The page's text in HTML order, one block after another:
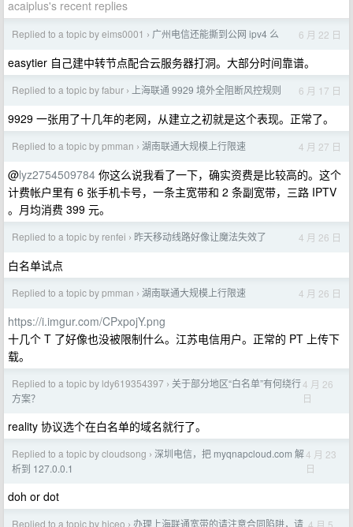
acaiplus's recent replies
Replied to a topic by eims0001 › 广州电信还能撕到公网 ipv4 么 6 月 22 日
easytier 自己建中转节点配合云服务器打洞。大部分时间靠谱。
Replied to a topic by fabur › 上海联通 9929 境外全阻断风控规则 6 月 17 日
9929 一张用了十几年的老网，从建立之初就是这个表现。正常了。
Replied to a topic by pmman › 湖南联通大规模上行限速 4 月 27 日
@lyz2754509784 你这么说我看了一下，确实资费是比较高的。这个
计费帐户里有 6 张手机卡号，一条主宽带和 2 条副宽带，三路 IPTV
。月均消费 399 元。
Replied to a topic by renfei › 昨天移动线路好像让魔法失效了 4 月 26 日
白名单试点
Replied to a topic by pmman › 湖南联通大规模上行限速 4 月 26 日
https://i.imgur.com/CPxpojY.png
十几个 T 了好像也没被限制什么。江苏电信用户。正常的 PT 上传下
载。
Replied to a topic by ldy619354397 › 关于部分地区“白名单”有何绕行
方案？
4 月 26
日
reality 协议选个在白名单的域名就行了。
Replied to a topic by cloudsong › 深圳电信，把 myqnapcloud.com 解
析到 127.0.0.1
4 月 23
日
doh or dot
Replied to a topic by hiceo › 办理上海联通宽带的请注意合同陷阱，请 4 月 5